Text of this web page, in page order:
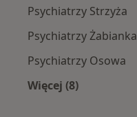
Psychiatrzy Strzyża
Psychiatrzy Żabianka
Psychiatrzy Osowa
Więcej (8)